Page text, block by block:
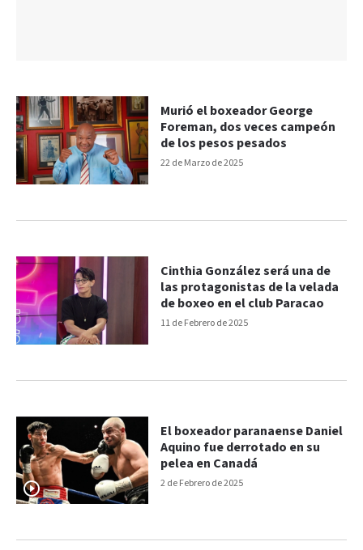
22 de Marzo de 2025
Murió el boxeador George
Foreman, dos veces campeón
de los pesos pesados
11 de Febrero de 2025
Cinthia González será una de
las protagonistas de la velada
de boxeo en el club Paracao
2 de Febrero de 2025
El boxeador paranaense Daniel
Aquino fue derrotado en su
pelea en Canadá